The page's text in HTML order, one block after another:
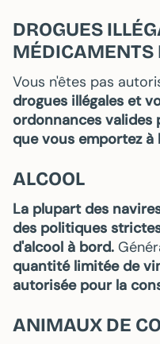
DROGUES
MÉDICAMENTS
Vous n'êtes pas
drogues illégales et
ordonnances valides
que vous emportez à
ALCOOL
La plupart des
des politiques
d'alcool à bord.
quantité limitée de
autorisée pour la
ANIMAUX DE